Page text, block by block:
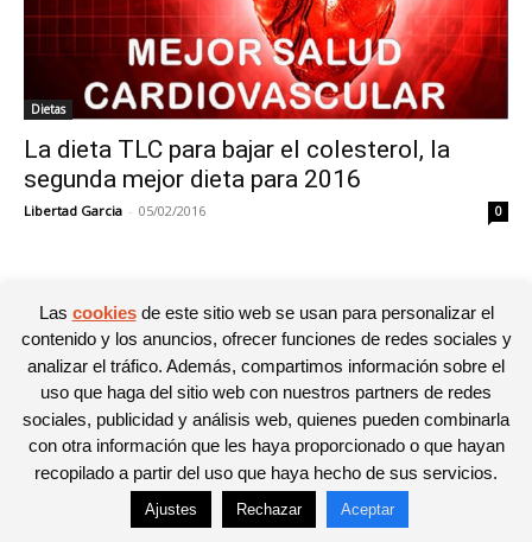
Dietas
La dieta TLC para bajar el colesterol, la
segunda mejor dieta para 2016
Libertad Garcia - 05/02/2016 0
© Newspaper WordPress Theme by TagDiv
Las cookiesde este sitio web se usan para personalizar el
contenido y los anuncios, ofrecer funciones de redes sociales y
analizar el tráfico. Además, compartimos información sobre el
uso que haga del sitio web con nuestros partners de redes
sociales, publicidad y análisis web, quienes pueden combinarla
con otra información que les haya proporcionado o que hayan
recopilado a partir del uso que haya hecho de sus servicios.
Ajustes Rechazar Aceptar